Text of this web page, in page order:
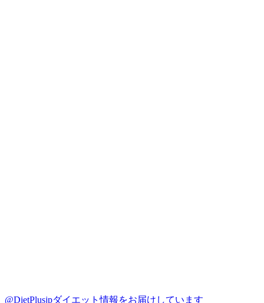
@DietPlusjpダイエット情報をお届けしています